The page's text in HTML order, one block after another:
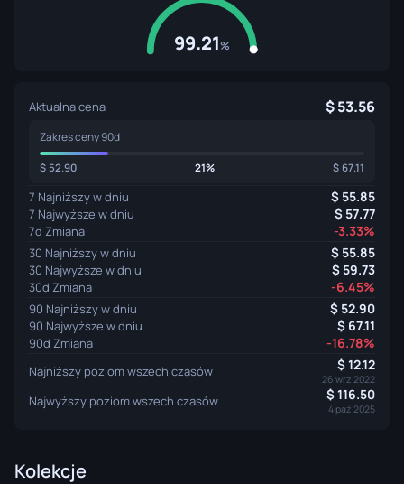
99.21%
Aktualna cena 53.56
Zakres ceny 90d
52.90 21% 67.11
7 Najniższy w dniu 55.85
7 Najwyższe w dniu 57.77
7d Zmiana -3.33%
30 Najniższy w dniu 55.85
30 Najwyższe w dniu 59.73
30d Zmiana -6.45%
90 Najniższy w dniu 52.90
90 Najwyższe w dniu 67.11
90d Zmiana -16.78%
Najniższy poziom wszech czasów 12.12
26 wrz 2022
Najwyższy poziom wszech czasów 116.50
4 paź 2025
Kolekcje